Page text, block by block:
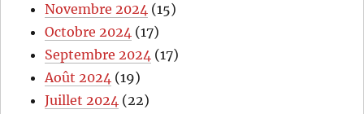
Novembre 2024 (15)
Octobre 2024 (17)
Septembre 2024 (17)
Août 2024 (19)
Juillet 2024 (22)